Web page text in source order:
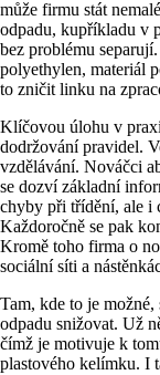
může firmu stát
odpadu, kupříkladu v
bez problému
polyethylen, materiál
to zničit linku na
Klíčovou úlohu v
dodržování pravidel.
vzdělávání. Nováčci
se dozví základní
chyby při třídění, ale i
Každoročně se pak
Kromě toho firma o
sociální síti a
Tam, kde to je
odpadu snižovat. Už
čímž je motivuje k
plastového kelímku. I